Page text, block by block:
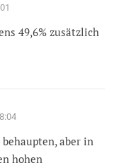
49,6% zusätzlich
aber in
hohen